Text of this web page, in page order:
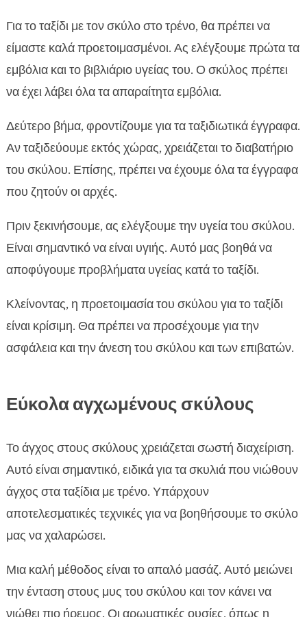
Για το ταξίδι με τον σκύλο στο τρένο, θα πρέπει να
είμαστε καλά προετοιμασμένοι. Ας ελέγξουμε πρώτα τα
εμβόλια και το βιβλιάριο υγείας του. Ο σκύλος πρέπει
να έχει λάβει όλα τα απαραίτητα εμβόλια.
Δεύτερο βήμα, φροντίζουμε για τα ταξιδιωτικά έγγραφα.
Αν ταξιδεύουμε εκτός χώρας, χρειάζεται το διαβατήριο
του σκύλου. Επίσης, πρέπει να έχουμε όλα τα έγγραφα
που ζητούν οι αρχές.
Πριν ξεκινήσουμε, ας ελέγξουμε την υγεία του σκύλου.
Είναι σημαντικό να είναι υγιής. Αυτό μας βοηθά να
αποφύγουμε προβλήματα υγείας κατά το ταξίδι.
Κλείνοντας, η προετοιμασία του σκύλου για το ταξίδι
είναι κρίσιμη. Θα πρέπει να προσέχουμε για την
ασφάλεια και την άνεση του σκύλου και των επιβατών.
Εύκολα αγχωμένους σκύλους
Το άγχος στους σκύλους χρειάζεται σωστή διαχείριση.
Αυτό είναι σημαντικό, ειδικά για τα σκυλιά που νιώθουν
άγχος στα ταξίδια με τρένο. Υπάρχουν
αποτελεσματικές τεχνικές για να βοηθήσουμε το σκύλο
μας να χαλαρώσει.
Μια καλή μέθοδος είναι το απαλό μασάζ. Αυτό μειώνει
την ένταση στους μυς του σκύλου και τον κάνει να
νιώθει πιο ήρεμος. Οι αρωματικές ουσίες, όπως η